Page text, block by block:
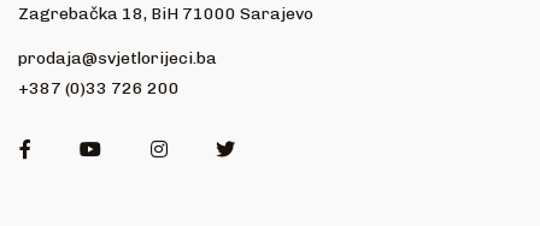
Zagrebačka 18, BiH 71000 Sarajevo
prodaja@svjetlorijeci.ba
+387 (0)33 726 200
FacebookYoutubeInstagramTwitter